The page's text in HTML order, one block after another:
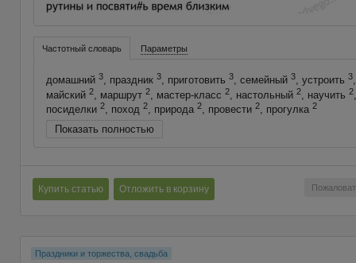
Частотный словарь Параметры
домашний 3, праздник 3, приготовить 3, семейный 3, устроить 3
майский 2, маршрут 2, мастер-класс 2, настольный 2, научить 2
посиделки 2, поход 2, природа 2, провести 2, прогулка 2
Показать полностью
Купить статью Отложить в корзину
Праздники и торжества, свадьба